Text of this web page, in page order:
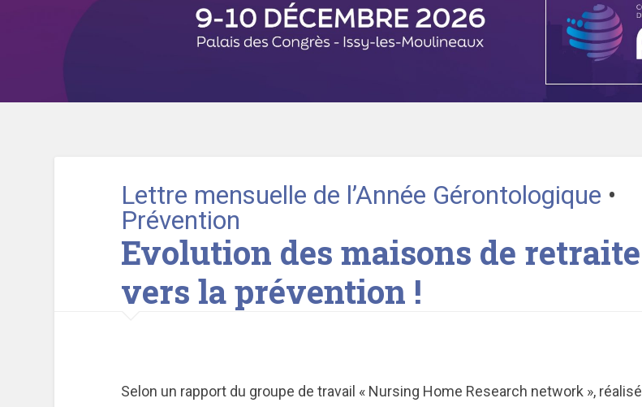
Lettre mensuelle de l’Année Gérontologique •
Prévention
Evolution des maisons de retraite
vers la prévention !
Selon un rapport du groupe de travail « Nursing Home Research network », réalisé